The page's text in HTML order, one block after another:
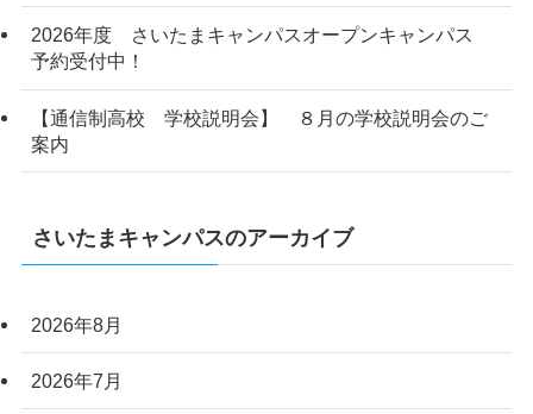
2026年度 さいたまキャンパスオープンキャンパス
予約受付中！
【通信制高校 学校説明会】 ８月の学校説明会のご
案内
さいたまキャンパスのアーカイブ
2026年8月
2026年7月